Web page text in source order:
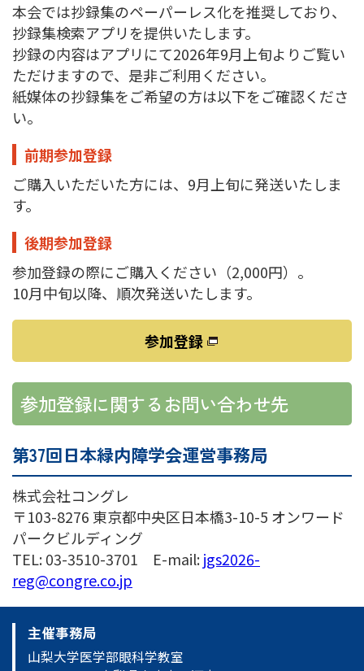
本会では抄録集のペーパーレス化を推奨しており、
抄録集検索アプリを提供いたします。
抄録の内容はアプリにて2026年9月上旬よりご覧い
ただけますので、是非ご利用ください。
紙媒体の抄録集をご希望の方は以下をご確認くださ
い。
前期参加登録
ご購入いただいた方には、9月上旬に発送いたしま
す。
後期参加登録
参加登録の際にご購入ください（2,000円）。
10月中旬以降、順次発送いたします。
参加登録
参加登録に関するお問い合わせ先
第37回日本緑内障学会運営事務局
株式会社コングレ
〒103-8276 東京都中央区日本橋3-10-5 オンワード
パークビルディング
TEL: 03-3510-3701 E-mail:jgs2026-
reg@congre.co.jp
主催事務局
山梨大学医学部眼科学教室